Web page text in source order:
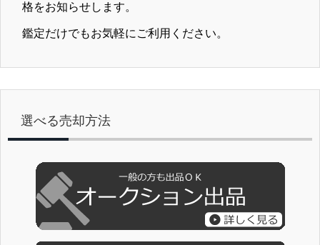
格をお知らせします。
鑑定だけでもお気軽にご利用ください。
選べる売却方法